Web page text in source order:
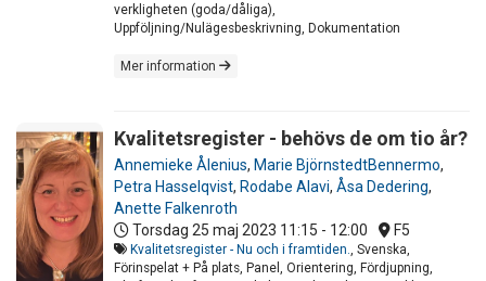
verkligheten (goda/dåliga),
Uppföljning/Nulägesbeskrivning, Dokumentation
Mer information
Kvalitetsregister - behövs de om tio år?
Annemieke Ålenius, Marie BjörnstedtBennermo,
Petra Hasselqvist, Rodabe Alavi, Åsa Dedering,
Anette Falkenroth
Torsdag 25 maj 2023 11:15 - 12:00 F5
Kvalitetsregister - Nu och i framtiden.
, Svenska,
Förinspelat + På plats, Panel, Orientering, Fördjupning,